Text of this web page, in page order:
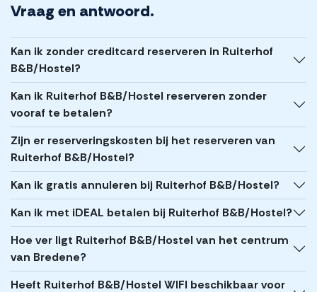
Vraag en antwoord.
Kan ik zonder creditcard reserveren in Ruiterhof
B&B/Hostel?
Kan ik Ruiterhof B&B/Hostel reserveren zonder
vooraf te betalen?
Zijn er reserveringskosten bij het reserveren van
Ruiterhof B&B/Hostel?
Kan ik gratis annuleren bij Ruiterhof B&B/Hostel?
Kan ik met iDEAL betalen bij Ruiterhof B&B/Hostel?
Hoe ver ligt Ruiterhof B&B/Hostel van het centrum
van Bredene?
Heeft Ruiterhof B&B/Hostel WIFI beschikbaar voor